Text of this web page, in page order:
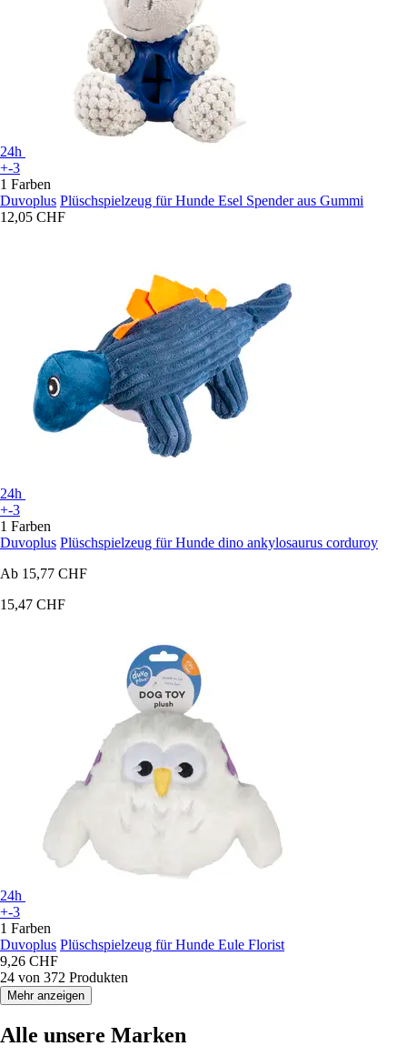
24h
+-3
1 Farben
Duvoplus Plüschspielzeug für Hunde Esel Spender aus Gummi
12,05 CHF
24h
+-3
1 Farben
Duvoplus Plüschspielzeug für Hunde dino ankylosaurus corduroy
Ab 15,77 CHF
15,47 CHF
24h
+-3
1 Farben
Duvoplus Plüschspielzeug für Hunde Eule Florist
9,26 CHF
24 von 372 Produkten
Mehr anzeigen
Alle unsere Marken